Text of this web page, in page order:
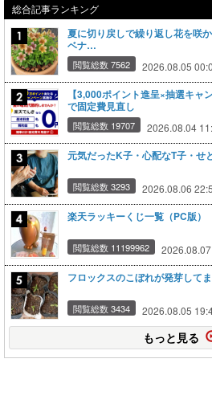
総合記事ランキング
夏に切り戻しで繰り返し花を咲
ベナ…
閲覧総数 7562 2026.08.05
【3,000ポイント進呈×抽選キャ
で固定費見直し
閲覧総数 19707 2026.08.04
元気だったK子・心配なT子・せ
閲覧総数 3293 2026.08.06
楽天ラッキーくじ一覧（PC版）
閲覧総数 11199962
フロックスのこぼれが発芽してま
閲覧総数 3434 2026.08.05
もっと見る